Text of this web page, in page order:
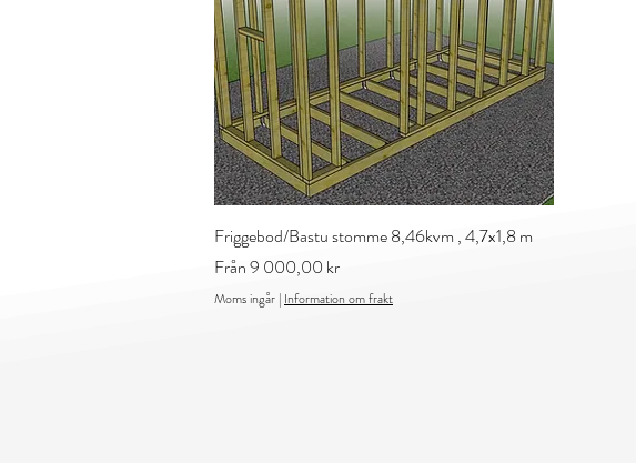
Snabbvisning
Friggebod/Bastu stomme 8,46kvm , 4,7x1,8 m
Från9 000,00 kr
Reapris
Moms ingår | Information om frakt